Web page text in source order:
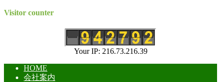
Visitor counter
Your IP: 216.73.216.39
HOME
会社案内